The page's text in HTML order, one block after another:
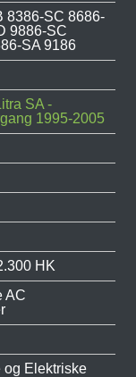
8386-SC 8686-
9886-SC
SA 9186
SA -
1995-2005
HK
AC
og Elektriske